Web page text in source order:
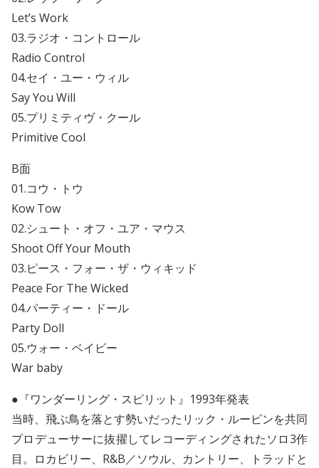
Let’s Work
03.ラジオ・コントロール
Radio Control
04.セイ・ユー・ウィル
Say You Will
05.プリミティヴ・クール
Primitive Cool
B面
01.コウ・トウ
Kow Tow
02.シュート・オフ・ユア・マウス
Shoot Off Your Mouth
03.ピース・フォー・ザ・ウィキッド
Peace For The Wicked
04.パーティー・ドール
Party Doll
05.ウォー・ベイビー
War baby
●『ワンダーリング・スピリット』1993年発表
当時、飛ぶ鳥を落とす勢いだったリック・ルービンを共同
プロデューサーに抜擢してレコーディングされたソロ3作
目。ロカビリー、R&B／ソウル、カントリー、トラッドと